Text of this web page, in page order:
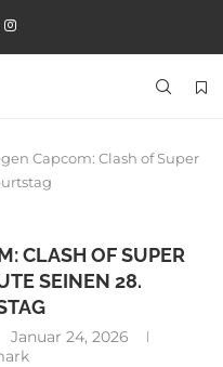
Capcom: Clash of Super
CLASH OF SUPER
SEINEN 28.
Januar 24, 2026